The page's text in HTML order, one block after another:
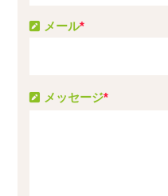
メッセージ*
メール*